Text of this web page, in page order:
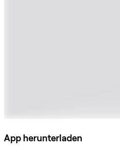
App herunterladen